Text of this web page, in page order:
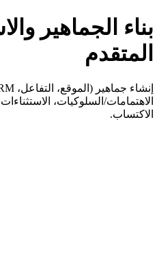
بناء الجماهير
المتقدم
الاهتمامات/السلوكيات،
الاكتساب.